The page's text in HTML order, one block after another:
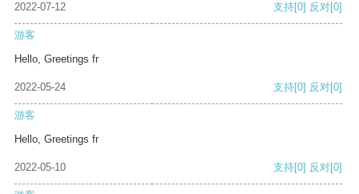
2022-07-12 支持[0] 反对[0]
游客
Hello, Greetings fr
2022-05-24 支持[0] 反对[0]
游客
Hello, Greetings fr
2022-05-10 支持[0] 反对[0]